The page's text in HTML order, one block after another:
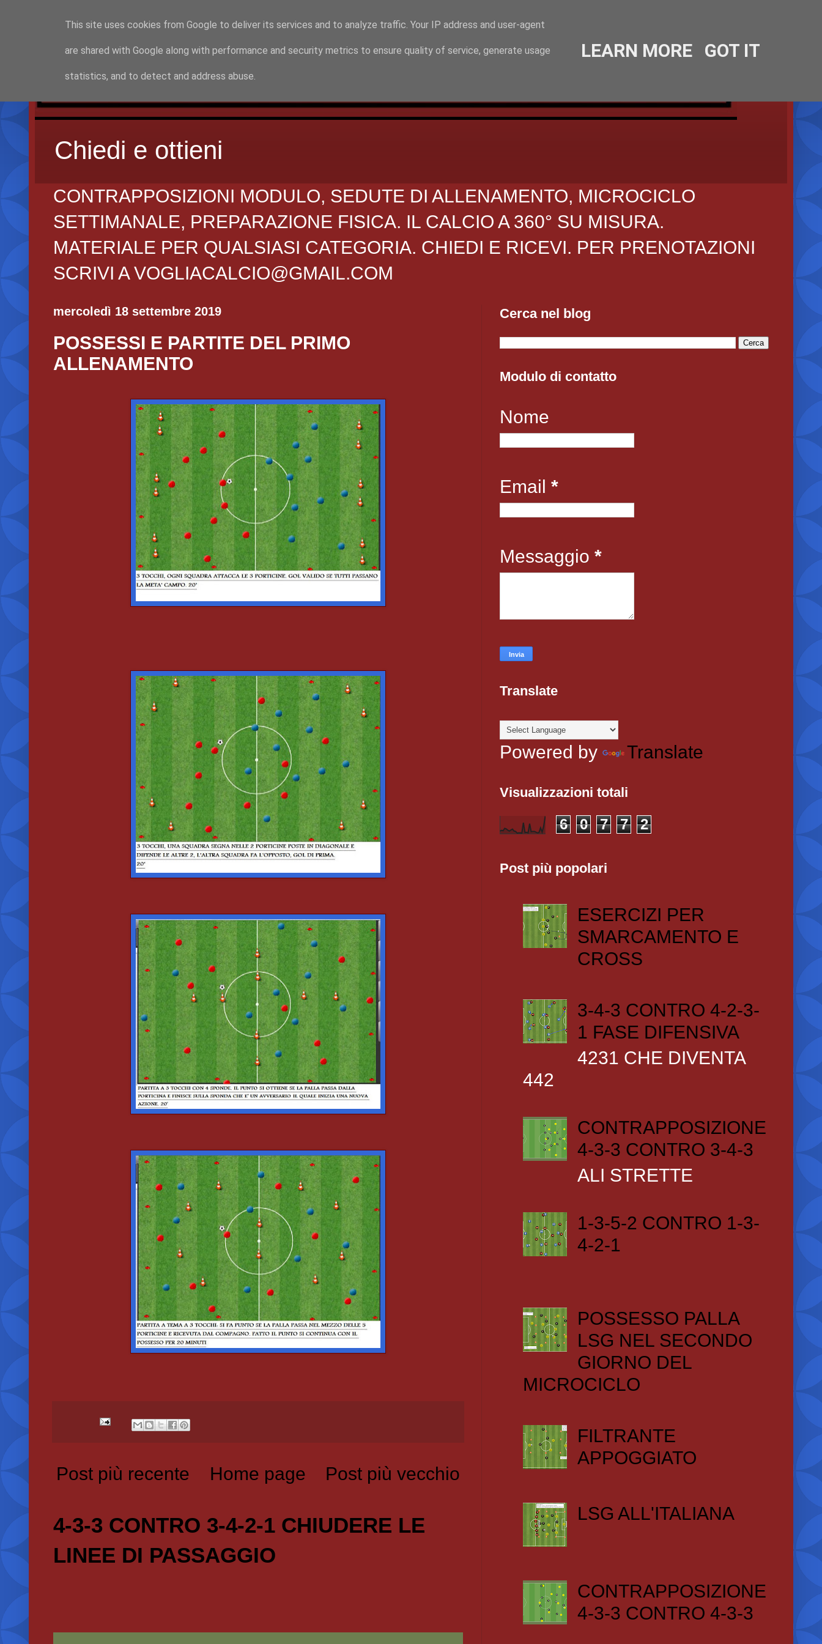
Chiedi e ottieni
CONTRAPPOSIZIONI MODULO, SEDUTE DI ALLENAMENTO, MICROCICLO
SETTIMANALE, PREPARAZIONE FISICA. IL CALCIO A 360° SU MISURA.
MATERIALE PER QUALSIASI CATEGORIA. CHIEDI E RICEVI. PER PRENOTAZIONI
SCRIVI A VOGLIACALCIO@GMAIL.COM
mercoledì 18 settembre 2019
POSSESSI E PARTITE DEL PRIMO
ALLENAMENTO
Post più recente Post più vecchio
Home page
4-3-3 CONTRO 3-4-2-1 CHIUDERE LE
LINEE DI PASSAGGIO
Cerca nel blog
Modulo di contatto
Nome
Email *
Messaggio *
Translate
Powered by Translate
Visualizzazioni totali
6 0 7 7 2
Post più popolari
ESERCIZI PER
SMARCAMENTO E
CROSS
3-4-3 CONTRO 4-2-3-
1 FASE DIFENSIVA
4231 CHE DIVENTA
442
CONTRAPPOSIZIONE
4-3-3 CONTRO 3-4-3
ALI STRETTE
1-3-5-2 CONTRO 1-3-
4-2-1
POSSESSO PALLA
LSG NEL SECONDO
GIORNO DEL
MICROCICLO
FILTRANTE
APPOGGIATO
LSG ALL'ITALIANA
CONTRAPPOSIZIONE
4-3-3 CONTRO 4-3-3
This site uses cookies from Google to deliver its services and to analyze traffic. Your IP address and user-agent
are shared with Google along with performance and security metrics to ensure quality of service, generate usage
statistics, and to detect and address abuse.
LEARN MORE GOT IT